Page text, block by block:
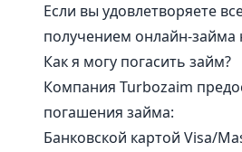
Если вы удовлетворяете
получением онлайн-займа
Как я могу погасить займ?
Компания Turbozaim
погашения займа:
Банковской картой Visa/